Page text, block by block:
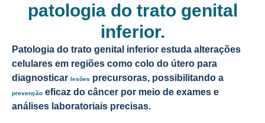
patologia do trato genital
inferior.
Patologia do trato genital inferior estuda alterações
celulares em regiões como colo do útero para
diagnosticar
lesões precursoras, possibilitando a
prevenção eficaz do câncer por meio de exames e
análises laboratoriais precisas.